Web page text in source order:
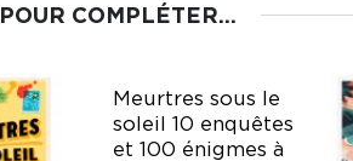
POUR COMPLÉTER...
Meurtres sous le
soleil 10 enquêtes
et 100 énigmes à